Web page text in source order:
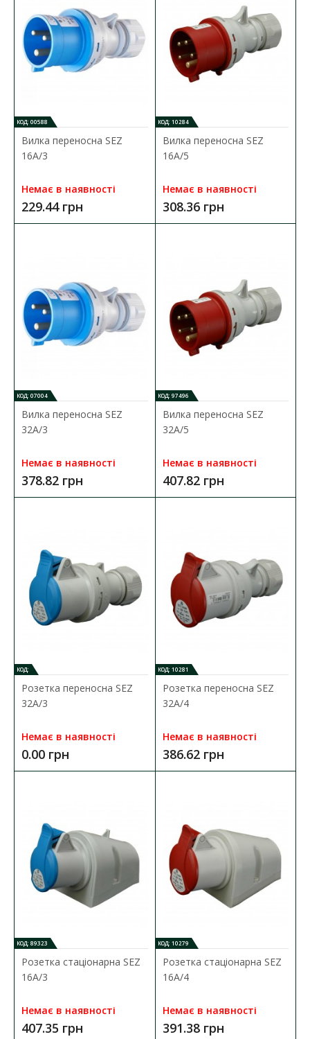
Розетка переносна SEZ 16А/43
підключення електрообладнання до джерел еле..
218.99 грн
ДО КОШИКА
В порівняння
В закладки
Розетка переносна SEZ 16А/5
Наявність:
405.15 грн
ДО КОШИКА
КОД: 00588
Вилка переносна SEZ
16А/3
Немає в наявності
229.44 грн
КОД: 10284
Вилка переносна SEZ
16А/5
Немає в наявності
308.36 грн
КОД: 07004
Вилка переносна SEZ
32А/3
Немає в наявності
378.82 грн
КОД: 97496
Вилка переносна SEZ
32А/5
Немає в наявності
407.82 грн
КОД:
Розетка переносна SEZ
32А/3
Немає в наявності
0.00 грн
КОД: 10281
Розетка переносна SEZ
32А/4
Немає в наявності
386.62 грн
КОД: 89323
Розетка стаціонарна SEZ
16А/3
Немає в наявності
407.35 грн
КОД: 10279
Розетка стаціонарна SEZ
16А/4
Немає в наявності
391.38 грн